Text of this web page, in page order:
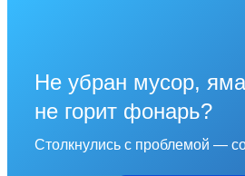
Не убран мусор,
не горит фонарь?
Столкнулись с проблемой —